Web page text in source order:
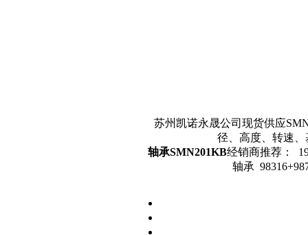
苏州凯诺永晟公司现货供应
径、高度、转速、
轴承SMN201KB经销商推荐：
轴承